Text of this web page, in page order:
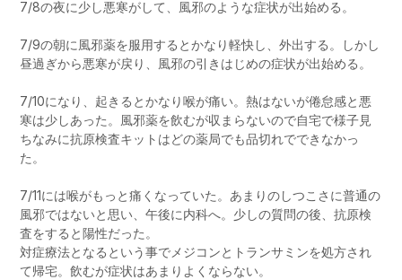
7/8の夜に少し悪寒がして、風邪のような症状が出始める。
7/9の朝に風邪薬を服用するとかなり軽快し、外出する。しかし
昼過ぎから悪寒が戻り、風邪の引きはじめの症状が出始める。
7/10になり、起きるとかなり喉が痛い。熱はないが倦怠感と悪
寒は少しあった。風邪薬を飲むが収まらないので自宅で様子見
ちなみに抗原検査キットはどの薬局でも品切れでできなかっ
た。
7/11には喉がもっと痛くなっていた。あまりのしつこさに普通の
風邪ではないと思い、午後に内科へ。少しの質問の後、抗原検
査をすると陽性だった。
対症療法となるという事でメジコンとトランサミンを処方され
て帰宅。飲むが症状はあまりよくならない。